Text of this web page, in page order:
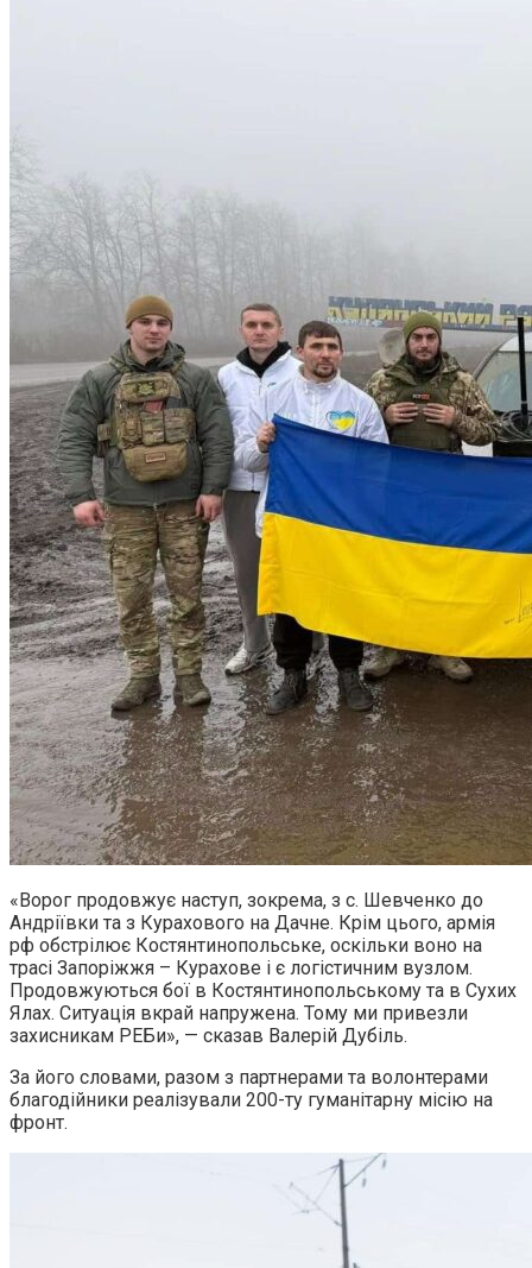
«Ворог продовжує наступ, зокрема, з с. Шевченко до
Андріївки та з Курахового на Дачне. Крім цього, армія
рф обстрілює Костянтинопольське, оскільки воно на
трасі Запоріжжя – Курахове і є логістичним вузлом.
Продовжуються бої в Костянтинопольському та в Сухих
Ялах. Ситуація вкрай напружена. Тому ми привезли
захисникам РЕБи», — сказав Валерій Дубіль.
За його словами, разом з партнерами та волонтерами
благодійники реалізували 200-ту гуманітарну місію на
фронт.